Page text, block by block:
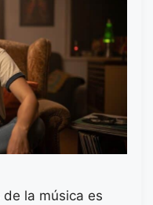
la música es